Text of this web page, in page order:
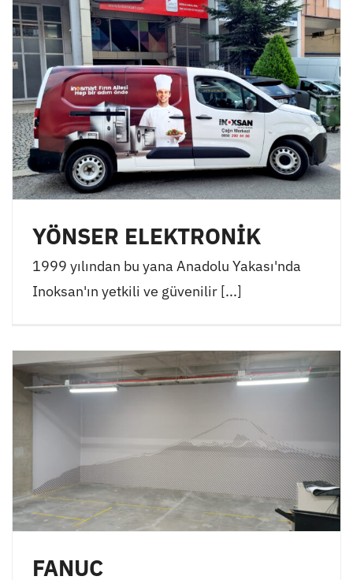
YÖNSER ELEKTRONİK
1999 yılından bu yana Anadolu Yakası'nda
Inoksan'ın yetkili ve güvenilir [...]
FANUC